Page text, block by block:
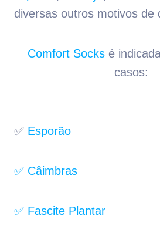
diversas outros motivos de
Comfort Socks é
casos:
✅ Esporão
✅ Câimbras
✅ Fascite Plantar